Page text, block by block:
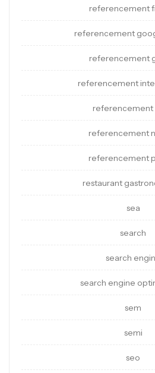
referencement
referencement
referencement
referencement
referencement
referencement
referencement
restaurant
sea
search
search
search engine
sem
semi
seo